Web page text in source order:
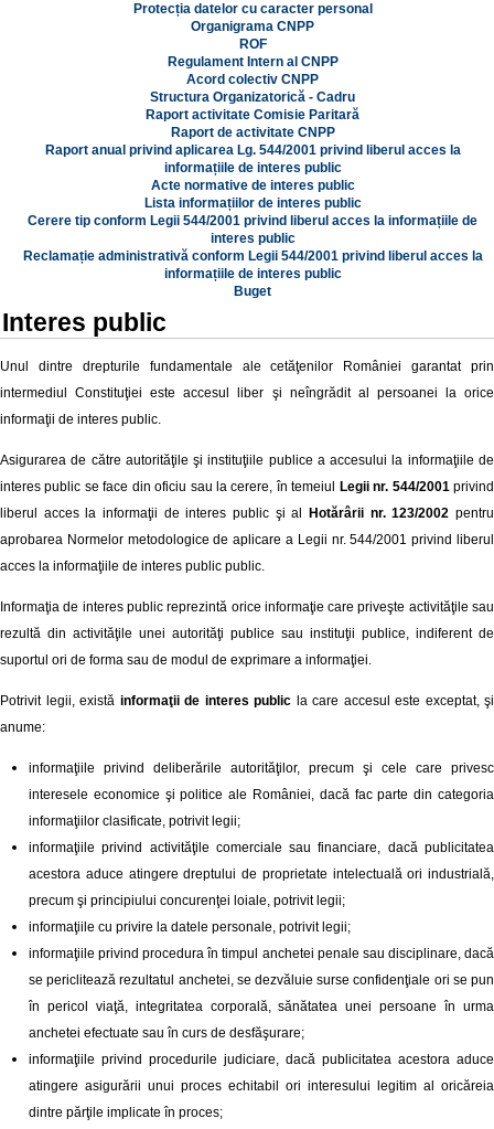
Protecția datelor cu caracter personal
Organigrama CNPP
ROF
Regulament Intern al CNPP
Acord colectiv CNPP
Structura Organizatorică - Cadru
Raport activitate Comisie Paritară
Raport de activitate CNPP
Raport anual privind aplicarea Lg. 544/2001 privind liberul acces la
informațiile de interes public
Acte normative de interes public
Lista informațiilor de interes public
Cerere tip conform Legii 544/2001 privind liberul acces la informațiile de
interes public
Reclamație administrativă conform Legii 544/2001 privind liberul acces la
informațiile de interes public
Buget
Interes public
Unul dintre drepturile fundamentale ale cetăţenilor României garantat prin
intermediul Constituţiei este accesul liber şi neîngrădit al persoanei la orice
informaţii de interes public.
Asigurarea de către autorităţile şi instituţiile publice a accesului la informaţiile de
interes public se face din oficiu sau la cerere, în temeiul Legii nr. 544/2001privind
liberul acces la informaţii de interes public şi al Hotărârii nr. 123/2002 pentru
aprobarea Normelor metodologice de aplicare a Legii nr. 544/2001 privind liberul
acces la informaţiile de interes public public.
Informaţia de interes public reprezintă orice informaţie care priveşte activităţile sau
rezultă din activităţile unei autorităţi publice sau instituţii publice, indiferent de
suportul ori de forma sau de modul de exprimare a informaţiei.
Potrivit legii, există informaţii de interes public la care accesul este exceptat, şi
anume:
informaţiile privind deliberările autorităţilor, precum şi cele care privesc
interesele economice şi politice ale României, dacă fac parte din categoria
informaţiilor clasificate, potrivit legii;
informaţiile privind activităţile comerciale sau financiare, dacă publicitatea
acestora aduce atingere dreptului de proprietate intelectuală ori industrială,
precum şi principiului concurenţei loiale, potrivit legii;
informaţiile cu privire la datele personale, potrivit legii;
informaţiile privind procedura în timpul anchetei penale sau disciplinare, dacă
se periclitează rezultatul anchetei, se dezvăluie surse confidenţiale ori se pun
în pericol viaţă, integritatea corporală, sănătatea unei persoane în urma
anchetei efectuate sau în curs de desfăşurare;
informaţiile privind procedurile judiciare, dacă publicitatea acestora aduce
atingere asigurării unui proces echitabil ori interesului legitim al oricăreia
dintre părţile implicate în proces;